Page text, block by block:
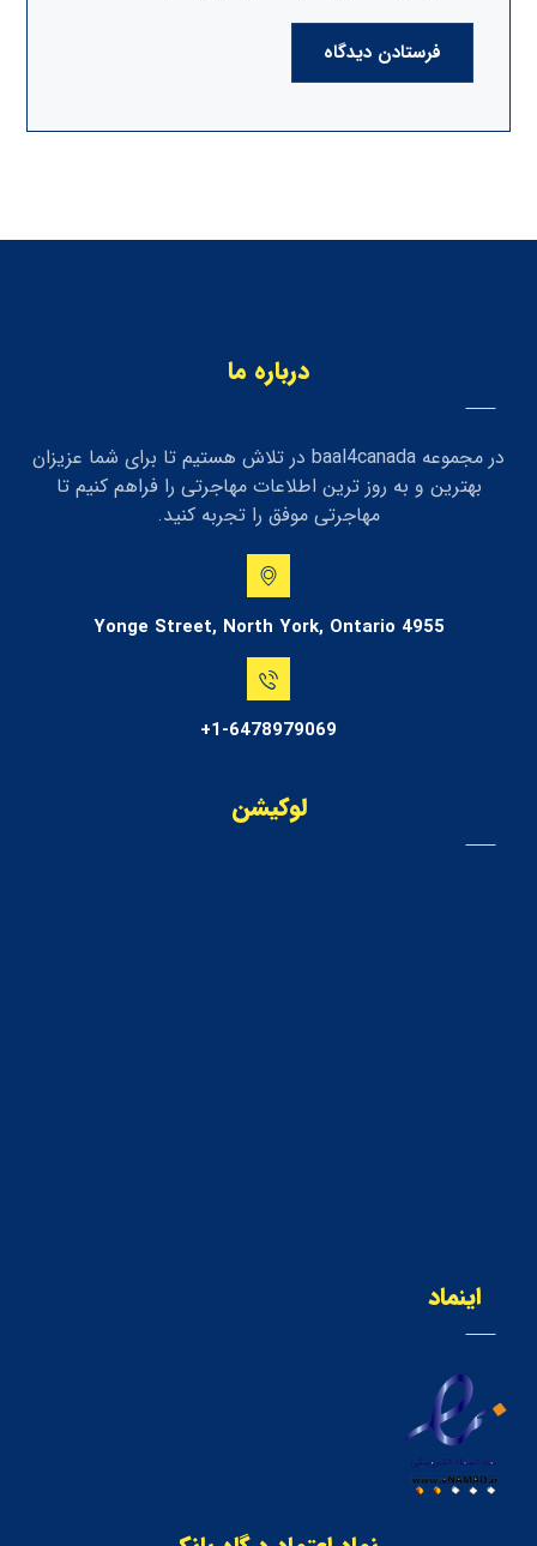
فرستادن دیدگاه
درباره ما
در مجموعه baal4canada در تلاش هستیم تا برای شما عزیزان
بهترین و به روز ترین اطلاعات مهاجرتی را فراهم کنیم تا
مهاجرتی موفق را تجربه کنید.
4955 Yonge Street, North York, Ontario
1-6478979069+
لوکیشن
اینماد